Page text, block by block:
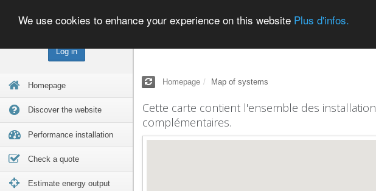
Log in
Homepage
Discover the website
Performance installation
Check a quote
Estimate energy output
We use cookies to enhance your experience on this website Plus d'infos.
Homepage Map of systems
Cette carte contient l'ensemble des
complémentaires.